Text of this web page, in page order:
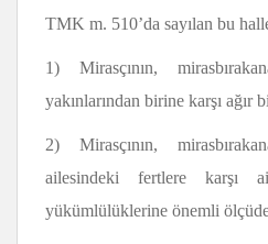
TMK m. 510’da sayılan bu
1) Mirasçının,
yakınlarından birine karşı ağır
2) Mirasçının,
ailesindeki fertlere karşı
yükümlülüklerine önemli ölçüde